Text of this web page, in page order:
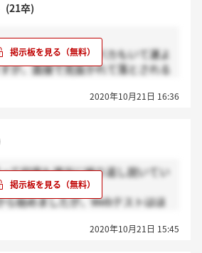
せんでした（今年から導入した可
(21卒)
え玉受験しているバカもいて運よ
が、面接で見抜かれて落とされる
取り消しや実際に入社して自分の頭
負しましょうね。
2020年10月21日 16:36
て何度も適当に繰り返し説いてい
ます
ら始めましたが、Webテストはほ
箱はいろんな企業で実施されてい
2020年10月21日 15:45